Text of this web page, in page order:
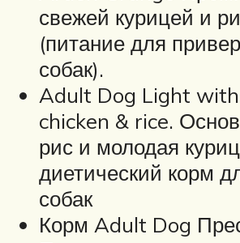
свежей курицей и
(питание для
собак).
Adult Dog Light
chicken & rice.
рис и молодая
диетический корм
собак
Корм Adult Dog